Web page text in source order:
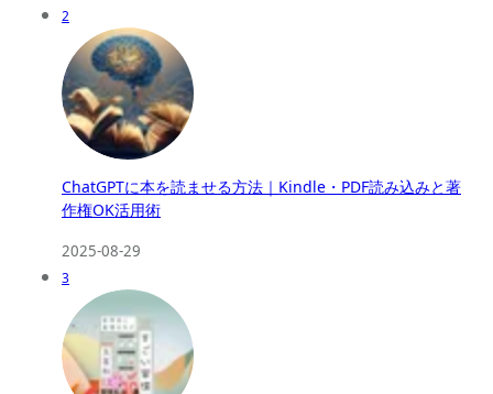
2
ChatGPTに本を読ませる方法｜Kindle・PDF読み込みと著
作権OK活用術
2025-08-29
3